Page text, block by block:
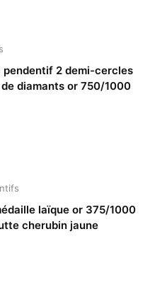
pendentif 2 demi-cercles
diamants or 750/1000
laïque or 375/1000
cherubin jaune